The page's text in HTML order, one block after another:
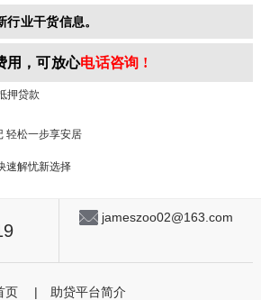
行业干货信息。
用，可放心电话咨询 !
押贷款
轻松一步享安居
速解忧新选择
jameszoo02@163.com
页 | 助贷平台简介